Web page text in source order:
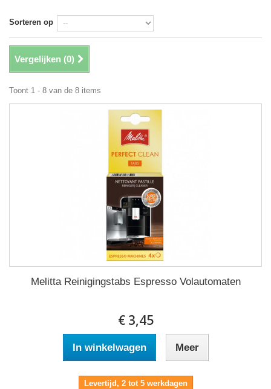
Sorteren op
Vergelijken (0)
Toont 1 - 8 van de 8 items
Melitta Reinigingstabs Espresso Volautomaten
€ 3,45
In winkelwagen Meer
Levertijd, 2 tot 5 werkdagen